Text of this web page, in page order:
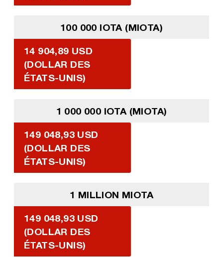
100 000 IOTA (MIOTA)
14 904,89 USD
(DOLLAR DES
ÉTATS-UNIS)
1 000 000 IOTA (MIOTA)
149 048,93 USD
(DOLLAR DES
ÉTATS-UNIS)
1 MILLION MIOTA
149 048,93 USD
(DOLLAR DES
ÉTATS-UNIS)